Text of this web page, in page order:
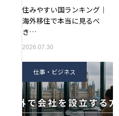
住みやすい国ランキング｜
海外移住で本当に見るべ
き…
2026.07.30
仕事・ビジネス